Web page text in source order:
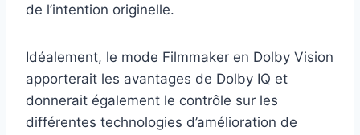
de l’intention originelle.
Idéalement, le mode Filmmaker en Dolby Vision
apporterait les avantages de Dolby IQ et
donnerait également le contrôle sur les
différentes technologies d’amélioration de